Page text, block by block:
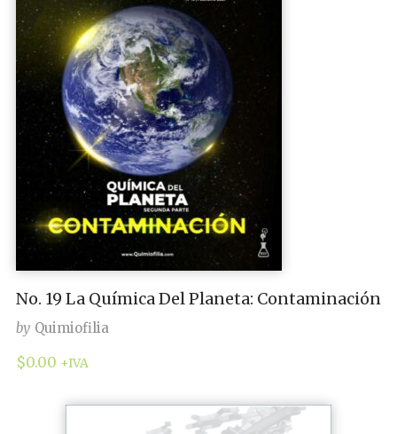
No. 19 La Química Del Planeta: Contaminación
by Quimiofilia
$0.00 +IVA